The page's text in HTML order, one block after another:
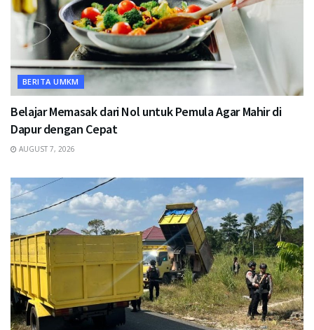
BERITA UMKM
Belajar Memasak dari Nol untuk Pemula Agar Mahir di
Dapur dengan Cepat
AUGUST 7, 2026